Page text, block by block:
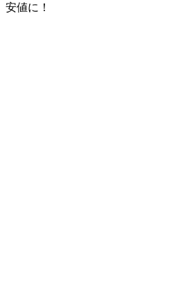
安値に！